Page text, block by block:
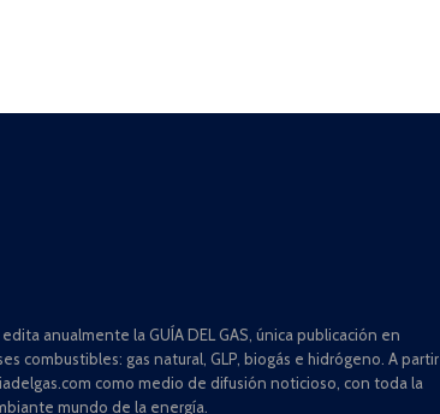
anualmente la GUÍA DEL GAS, única publicación en
combustibles: gas natural, GLP, biogás e hidrógeno. A partir
como medio de difusión noticioso, con toda la
mundo de la energía.